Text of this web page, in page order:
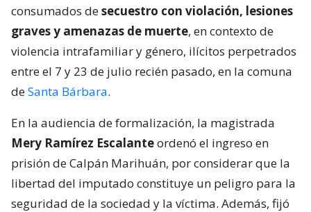
consumados desecuestro con violación, lesiones
graves y amenazas de muerte, en contexto de
violencia intrafamiliar y género, ilícitos perpetrados
entre el 7 y 23 de julio recién pasado, en la comuna
deSanta Bárbara.
En la audiencia de formalización, la magistrada
Mery Ramírez Escalanteordenó el ingreso en
prisión de Calpán Marihuán, por considerar que la
libertad del imputado constituye un peligro para la
seguridad de la sociedad y la víctima. Además, fijó